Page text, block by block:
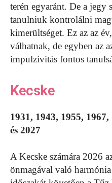
terén egyaránt. De a jegy
tanulniuk kontrolálni
kimerültséget. Ez az az
válhatnak, de egyben az
impulzivitás fontos
Kecske
1931, 1943, 1955,
és 2027
A Kecske számára 2026
önmagával való